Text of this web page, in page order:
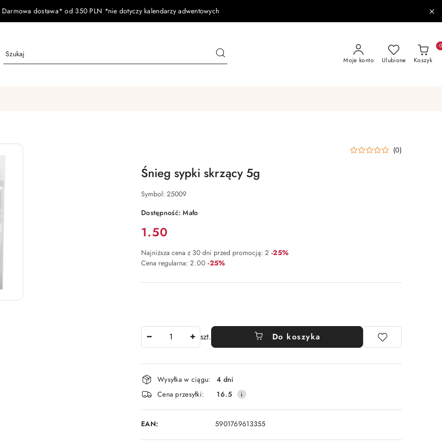
Darmowa dostawa* od 350 PLN *nie dotyczy kalendarzy adwentowych
Moje konto Ulubione Koszyk
0
(0)
Śnieg sypki skrzący 5g
Symbol: 25009
Dostępność:Mało
Cena:
1.50
Najniższa cena z 30 dni przed promocją: 2 Rabat:
-25%
Cena regularna: 2.00 Rabat:
-25%
szt. Do koszyka
Dostępność
i
dostawa
Wysyłka w ciągu:
4 dni
Cena przesyłki:
16.5
EAN: 5901769613355